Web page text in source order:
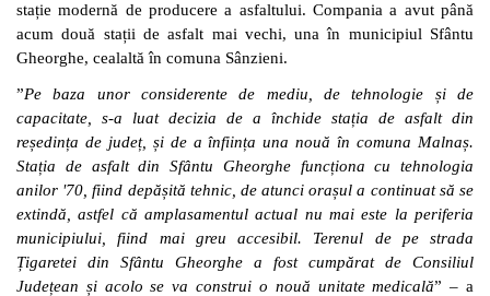
stație modernă de producere a asfaltului. Compania a avut până
acum două stații de asfalt mai vechi, una în municipiul Sfântu
Gheorghe, cealaltă în comuna Sânzieni.
”Pe baza unor considerente de mediu, de tehnologie și de
capacitate, s-a luat decizia de a închide stația de asfalt din
reședința de județ, și de a înființa una nouă în comuna Malnaș.
Stația de asfalt din Sfântu Gheorghe funcționa cu tehnologia
anilor '70, fiind depășită tehnic, de atunci orașul a continuat să se
extindă, astfel că amplasamentul actual nu mai este la periferia
municipiului, fiind mai greu accesibil. Terenul de pe strada
Țigaretei din Sfântu Gheorghe a fost cumpărat de Consiliul
Județean și acolo se va construi o nouă unitate medicală” – a